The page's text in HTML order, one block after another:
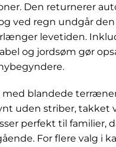
Den returnerer
ved regn undgår
levetiden.
og jordsøm gør
med blandede
uden striber, takket
perfekt til familier,
For flere valg i